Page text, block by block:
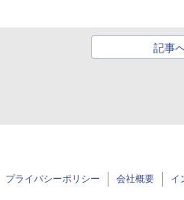
記事
プライバシーポリシー 会社概要 イ